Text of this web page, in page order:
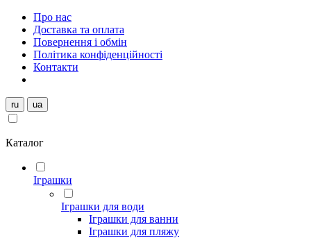
Про нас
Доставка та оплата
Повернення і обмін
Політика конфіденційності
Контакти
ru ua
Каталог
Іграшки
Іграшки для води
Іграшки для ванни
Іграшки для пляжу